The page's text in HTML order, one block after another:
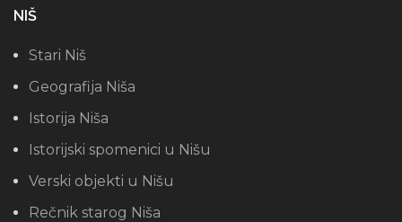
NIŠ
Stari Niš
Geografija Niša
Istorija Niša
Istorijski spomenici u Nišu
Verski objekti u Nišu
Rečnik starog Niša